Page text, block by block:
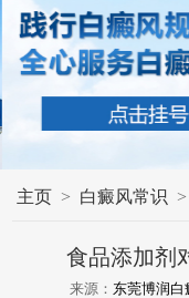
主页 > 白癜风常识 >
食品添加剂
来源： 东莞博润